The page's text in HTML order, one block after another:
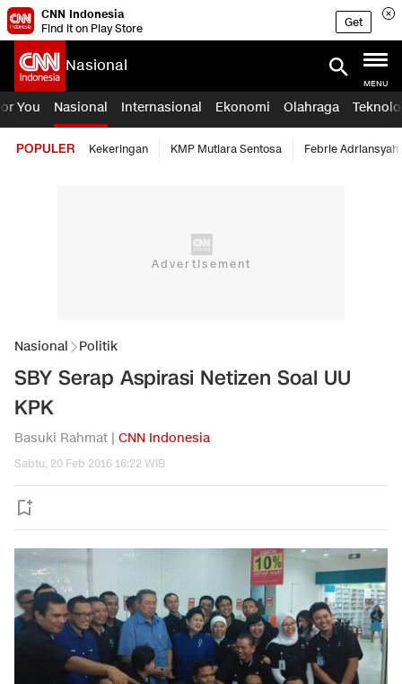
CNN Indonesia
Find it on Play Store
Get
Nasional
MENU
You Nasional Internasional Ekonomi Olahraga
POPULER Kekeringan KMP Mutiara Sentosa Febrie Adriansyah
Nasional Politik
SBY Serap Aspirasi Netizen Soal UU
KPK
Basuki Rahmat | CNN Indonesia
Sabtu, 20 Feb 2016 16:22 WIB